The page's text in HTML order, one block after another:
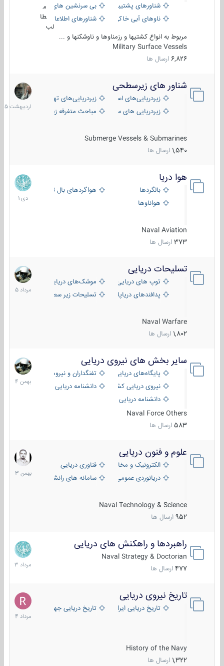
شناورهای پشتیبانی
بی سرنشین های دریایی
ناوهای آبی خاکی و نیروبرشناورهای اطلاعاتی و جاسوسی
طا
لب
مربوط به انواع کشتیها و رزمناوها و ناوشکنها و ...
Military Surface Vessels
6,826 ارسال ها
شناور های زیرسطحی
زیردریایی‌های استراتژیکزیردریایی‌های تهاجمی
زیردریایی های سبک
مباحث متفرقه زیرسطحی
Submerge Vessels & Submarines
1,540 ارسال ها
31
1405
هوا دریا
بالگردها
هواگردهای بال ثابت
هواناوها
Naval Aviation
373 ارسال ها
12
دی
1401
تسلیحات دریایی
توپ های دریایی
موشک‌های دریایی
پدافندهای دریاپایه
تسلیحات زیر سطحی
Naval Warfare
1,802 ارسال ها
2
مرداد
1405
سایر بخش های نیروی دریایی
پایگاه‌های دریایی
تفنگداران و نیروهای ویژه‌ی دریایی
نیروی دریایی کشورهای مختلفدانشنامه دریایی
دانشنامه دریایی کپی
Naval Force Others
583 ارسال ها
22
بهمن
1404
علوم و فنون دریایی
الکترونیک و مخابرات دریاییفناوری دریایی
دریانوردی عمومی
سامانه های رانشی دریایی
Naval Technology & Science
952 ارسال ها
6
بهمن
1403
راهبردها و راهکنش های دریایی
Naval Strategy & Doctorian
477 ارسال ها
2
مرداد
1403
تاریخ نیروی دریایی
تاریخ دریایی ایران تاریخ دریایی جهان
History of the Navy
1,322 ارسال ها
16
مرداد
1404